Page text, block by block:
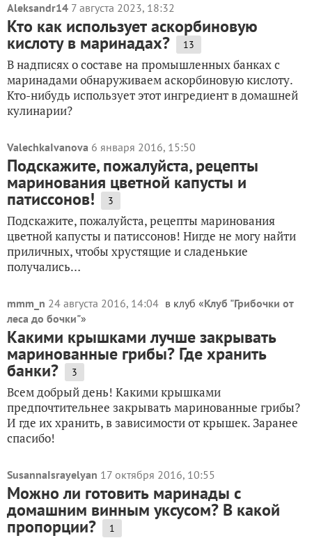
Aleksandr14 7 августа 2023, 18:32
Кто как использует аскорбиновую
кислоту в маринадах? 13
В надписях о составе на промышленных банках с
маринадами обнаруживаем аскорбиновую кислоту.
Кто-нибудь использует этот ингредиент в домашней
кулинарии?
ValechkaIvanova 6 января 2016, 15:50
Подскажите, пожалуйста, рецепты
маринования цветной капусты и
патиссонов! 3
Подскажите, пожалуйста, рецепты маринования
цветной капусты и патиссонов! Нигде не могу найти
приличных, чтобы хрустящие и сладенькие
получались…
mmm_n 24 августа 2016, 14:04 в клуб «Клуб "Грибочки от
леса до бочки"»
Какими крышками лучше закрывать
маринованные грибы? Где хранить
банки? 3
Всем добрый день! Какими крышками
предпочтительнее закрывать маринованные грибы?
И где их хранить, в зависимости от крышек. Заранее
спасибо!
SusannaIsrayelyan 17 октября 2016, 10:55
Можно ли готовить маринады с
домашним винным уксусом? В какой
пропорции? 1